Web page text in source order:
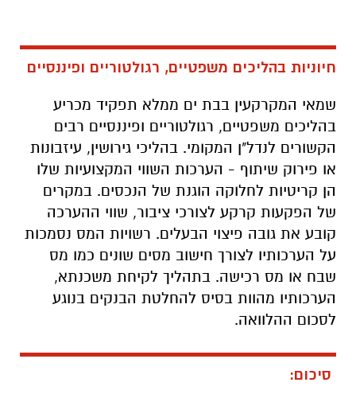
חיוניות בהליכים משפטיים, רגולטוריים ופיננסיים
שמאי המקרקעין בבת ים ממלא תפקיד מכריע
בהליכים משפטיים, רגולטוריים ופיננסיים רבים
הקשורים לנדל"ן המקומי. בהליכי גירושין, עיזבונות
או פירוק שיתוף - הערכות השווי המקצועיות שלו
הן קריטיות לחלוקה הוגנת של הנכסים. במקרים
של הפקעות קרקע לצורכי ציבור, שווי ההערכה
קובע את גובה פיצוי הבעלים. רשויות המס נסמכות
על הערכותיו לצורך חישוב מסים שונים כמו מס
שבח או מס רכישה. בתהליך לקיחת משכנתא,
הערכותיו מהוות בסיס להחלטת הבנקים בנוגע
לסכום ההלוואה.
סיכום: